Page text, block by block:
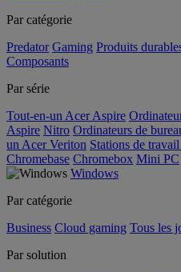
Par catégorie
Predator Gaming Produits
Composants
Par série
Tout-en-un Acer Aspire
Aspire Nitro Ordinateurs de
un Acer Veriton Stations de
Chromebase Chromebox Mini PC
Windows
Par catégorie
Business Cloud gaming Tous les
Par solution